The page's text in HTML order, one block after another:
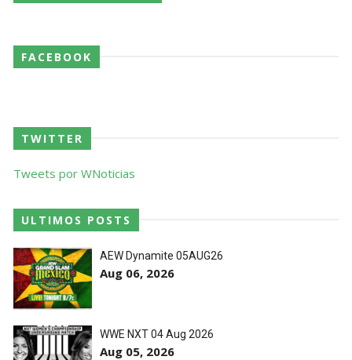
FACEBOOK
TWITTER
Tweets por WNoticias
ULTIMOS POSTS
AEW Dynamite 05AUG26
Aug 06, 2026
WWE NXT 04 Aug 2026
Aug 05, 2026